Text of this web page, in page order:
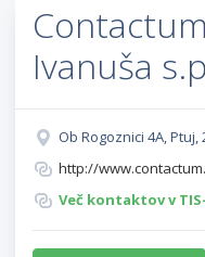
Ivanuša
Ob Rogoznici 4A, Ptuj,
http://
Več kontaktov v